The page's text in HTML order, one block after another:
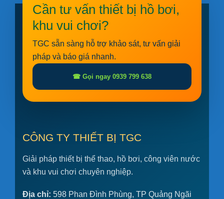
Cần tư vấn thiết bị hồ bơi,
khu vui chơi?
TGC sẵn sàng hỗ trợ khảo sát, tư vấn giải
pháp và báo giá nhanh.
☎ Gọi ngay 0939 799 638
CÔNG TY THIẾT BỊ TGC
Giải pháp thiết bị thể thao, hồ bơi, công viên nước
và khu vui chơi chuyên nghiệp.
Địa chỉ: 598 Phan Đình Phùng, TP Quảng Ngãi